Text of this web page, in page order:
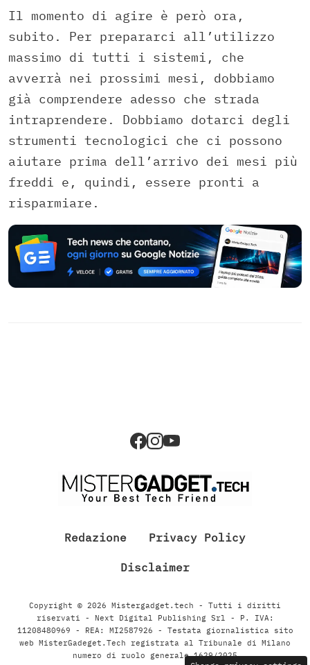
Il momento di agire è però ora,
subito. Per prepararci all’utilizzo
massimo di tutti i sistemi, che
avverrà nei prossimi mesi, dobbiamo
già comprendere adesso che strada
intraprendere. Dobbiamo dotarci degli
strumenti tecnologici che ci possono
aiutare prima dell’arrivo dei mesi più
freddi e, quindi, essere pronti a
risparmiare.
Redazione Privacy Policy
Disclaimer
Copyright © 2026 Mistergadget.tech - Tutti i diritti
riservati - Next Digital Publishing Srl - P. IVA:
11208480969 - REA: MI2587926 - Testata giornalistica sito
web MisterGadeget.Tech registrata al Tribunale di Milano
numero di ruolo generale 1629/2025